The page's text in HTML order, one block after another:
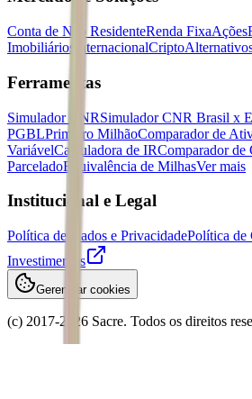
Conta de Não ResidenteRenda FixaAções
Imobiliários
InternacionalCripto
Ferramentas
Simulador CNRSimulador CNR Brasil x
PGBLPrimeiro MilhãoComparador de
VariávelCalculadora de IRComparador de
ParceladoEquivalência de MilhasVer mais
Institucional e Legal
Política de Dados e PrivacidadePolítica de
Investimentos
Gerenciar cookies
(c) 2017-2026 Sacre. Todos os direitos